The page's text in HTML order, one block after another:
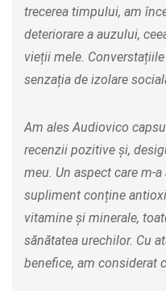
trecerea timpului, am
deteriorare a auzului,
vieții mele.
senzația de izolare
Am ales Audiovico
recenzii pozitive și,
meu. Un aspect care m-
supliment conține
vitamine și minerale,
sănătatea urechilor. Cu
benefice, am considerat